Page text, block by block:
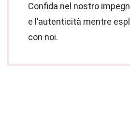
Confida nel nostro
e l’autenticità mentre
con noi.